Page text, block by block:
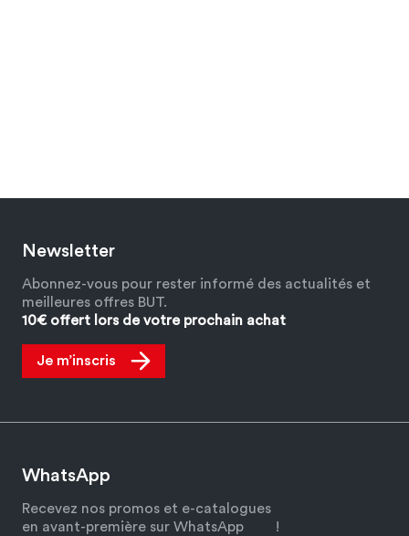
Newsletter
Abonnez-vous pour rester informé des actualités et
meilleures offres BUT.
10€ offert lors de votre prochain achat
Je m’inscris
WhatsApp
Recevez nos promos et e-catalogues
en avant-première sur WhatsApp
!